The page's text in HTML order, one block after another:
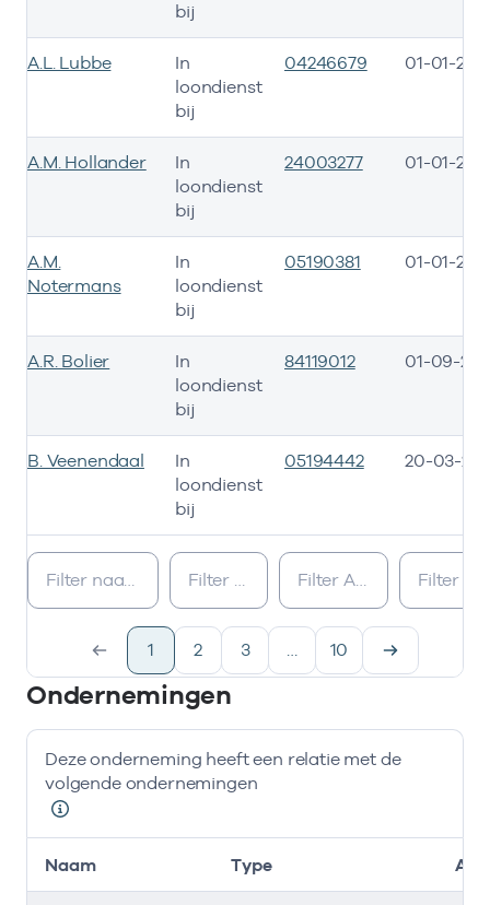
Bij deze onderneming werken de volgende zorgverleners
bij
A.L. Lubbe
In
loondienst
bij
04246679 01-01-
A.M. Hollander
In
loondienst
bij
24003277 01-01-
A.M.
Notermans
In
loondienst
bij
05190381 01-01-
A.R. Bolier
In
loondienst
bij
84119012 01-09-
B. Veenendaal
In
loondienst
bij
05194442 20-03-
1 2 3 … 10
Ondernemingen
Deze onderneming heeft een relatie met de
volgende ondernemingen
Naam Type